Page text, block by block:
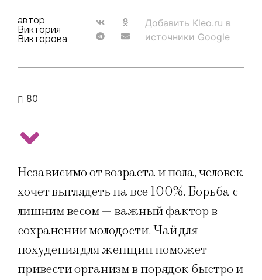
автор
Виктория
Викторова
Добавить Kleo.ru в
источники Google
80
Независимо от возраста и пола, человек
хочет выглядеть на все 100%. Борьба с
лишним весом — важный фактор в
сохранении молодости. Чай для
похудения для женщин поможет
привести организм в порядок быстро и